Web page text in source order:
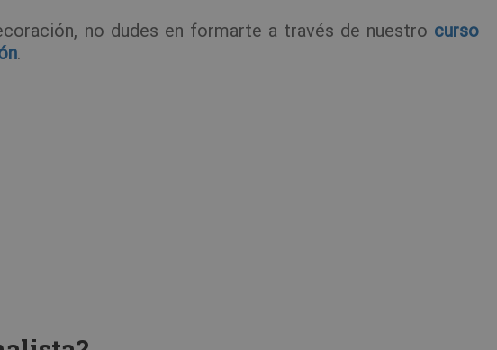
no dudes en formarte a través de nuestro curso
.